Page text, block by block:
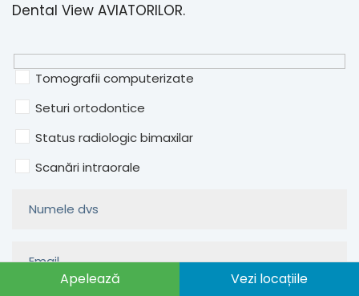
Dental View AVIATORILOR.
Tomografii computerizate
Seturi ortodontice
Status radiologic bimaxilar
Scanări intraorale
Apelează Vezi locațiile